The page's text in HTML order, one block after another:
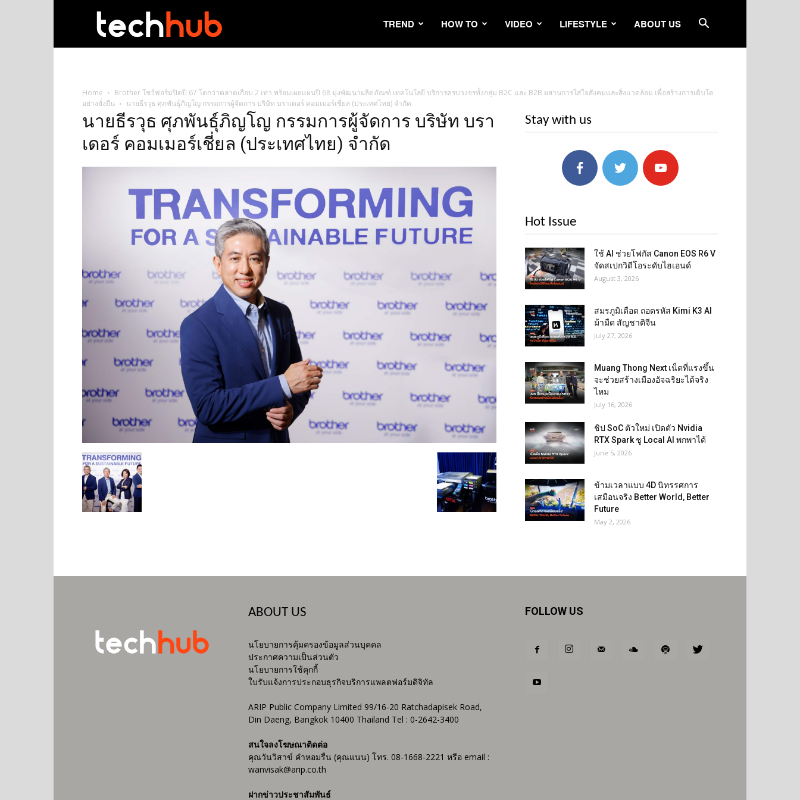
TREND HOW TO VIDEO LIFESTYLE ABOUT US
Home
Brother โชว์ฟอร์มปิดปี 67 โตกว่าตลาดเกือบ 2 เท่า พร้อมเผยแผนปี 68 มุ่งพัฒนาผลิตภัณฑ์ เทคโนโลยี บริการครบวงจรทั้งกลุ่ม B2C และ B2B ผสานการใส่ใจสังคมและสิ่งแวดล้อม เพื่อสร้างการเติบโต
อย่างยั่งยืน
นายธีรวุธ ศุภพันธุ์ภิญโญ กรรมการผู้จัดการ บริษัท บราเดอร์ คอมเมอร์เชี่ยล (ประเทศไทย) จำกัด
นายธีรวุธ ศุภพันธุ์ภิญโญ กรรมการผู้จัดการ บริษัท บรา
เดอร์ คอมเมอร์เชี่ยล (ประเทศไทย) จำกัด
Stay with us
Hot Issue
ใช้ AI ช่วยโฟกัส Canon EOS R6 V
จัดสเปกวิดีโอระดับไฮเอนด์
August 3, 2026
สมรภูมิเดือด ถอดรหัส Kimi K3 AI
ม้ามืด สัญชาติจีน
July 27, 2026
Muang Thong Next เน็ตที่แรงขึ้น
จะช่วยสร้างเมืองอัจฉริยะได้จริง
ไหม
July 16, 2026
ชิป SoC ตัวใหม่ เปิดตัว Nvidia
RTX Spark ชู Local AI พกพาได้
June 5, 2026
ข้ามเวลาแบบ 4D นิทรรศการ
เสมือนจริง Better World, Better
Future
May 2, 2026
ABOUT US
นโยบายการคุ้มครองข้อมูลส่วนบุคคล
ประกาศความเป็นส่วนตัว
นโยบายการใช้คุกกี้
ใบรับแจ้งการประกอบธุรกิจบริการแพลตฟอร์มดิจิทัล
ARIP Public Company Limited 99/16-20 Ratchadapisek Road,
Din Daeng, Bangkok 10400 Thailand Tel : 0-2642-3400
สนใจลงโฆษณาติดต่อ
คุณวันวิสาข์ คำหอมรื่น (คุณแนน) โทร. 08-1668-2221 หรือ email :
wanvisak@arip.co.th
ฝากข่าวประชาสัมพันธ์
FOLLOW US